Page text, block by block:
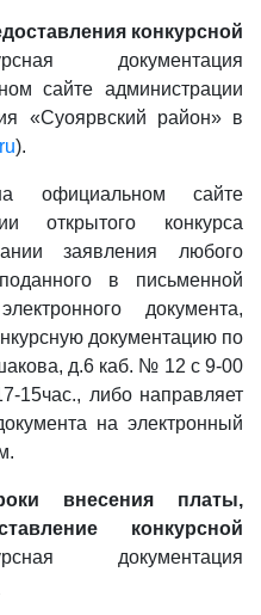
конкурсной
документация
сайте администрации
«Суоярвский район» в
).
официальном сайте
открытого конкурса
заявления любого
в письменной
документа,
документацию по
д.6 каб. № 12 с 9-00
15час., либо направляет
на электронный
внесения платы,
конкурсной
документация